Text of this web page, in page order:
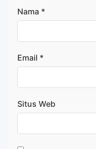
Nama *
Email *
Situs Web